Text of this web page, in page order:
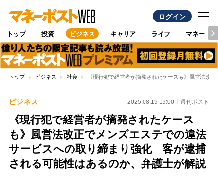
ログイン
トップ 投資 ビジネス キャリア ライフ マネー
トップ ビジネス 社会 《現行犯で経営者が摘発されたケースも》風営法改
ビジネス 2025.08.19 19:00 週刊ポスト
《現行犯で経営者が摘発されたケース
も》風営法改正でメンズエステでの違法
サービスへの取り締まり強化 客が逮捕
される可能性はあるのか、弁護士が解説